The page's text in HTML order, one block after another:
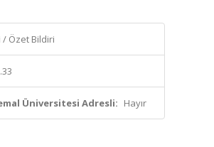
/ Özet Bildiri
Üniversitesi Adresli: Hayır